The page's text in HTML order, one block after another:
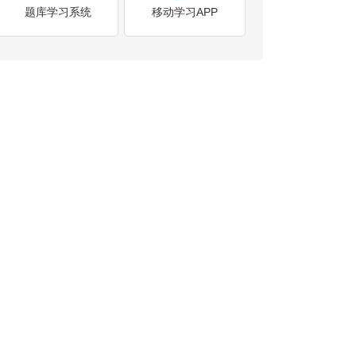
题库学习系统 移动学习APP